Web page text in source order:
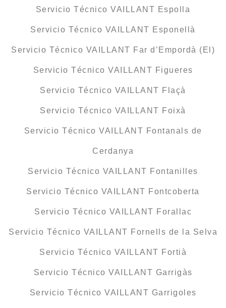
Servicio Técnico VAILLANT Espolla
Servicio Técnico VAILLANT Esponellà
Servicio Técnico VAILLANT Far d’Empordà (El)
Servicio Técnico VAILLANT Figueres
Servicio Técnico VAILLANT Flaçà
Servicio Técnico VAILLANT Foixà
Servicio Técnico VAILLANT Fontanals de
Cerdanya
Servicio Técnico VAILLANT Fontanilles
Servicio Técnico VAILLANT Fontcoberta
Servicio Técnico VAILLANT Forallac
Servicio Técnico VAILLANT Fornells de la Selva
Servicio Técnico VAILLANT Fortià
Servicio Técnico VAILLANT Garrigàs
Servicio Técnico VAILLANT Garrigoles